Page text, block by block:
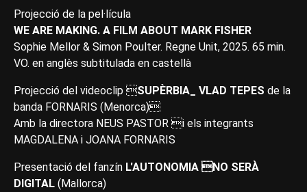
Projecció de la pel·lícula
WE ARE MAKING. A FILM ABOUT MARK FISHER
Sophie Mellor & Simon Poulter. Regne Unit, 2025. 65 min.
VO. en anglès subtitulada en castellà
Projecció del videoclip SUPÈRBIA_ VLAD TEPES de la
banda FORNARIS (Menorca)
Amb la directora NEUS PASTOR i els integrants
MAGDALENA i JOANA FORNARIS
Presentació del fanzín L'AUTONOMIA NO SERÀ
DIGITAL (Mallorca)